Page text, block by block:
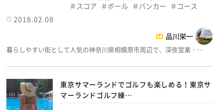
スコア
ボール バンカー
コース
2018.02.08
品川栄一
暮らしやすい街として人気の神奈川県相模原市周辺で、深夜営業・…
東京サマーランドでゴルフも楽しめる！東京サ
マーランドゴルフ練…